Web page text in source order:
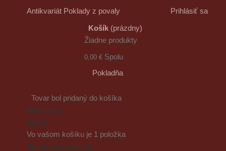
Antikvariát Poklady z povaly
Prihlásiť sa
Košík (prázdny)
Žiadne produkty
0,00 € Spolu
Pokladňa
Tovar bol pridaný do košíka
Množstvo
Spolu
Vo vašom košíku je 1 položka
Spolu za produkty: